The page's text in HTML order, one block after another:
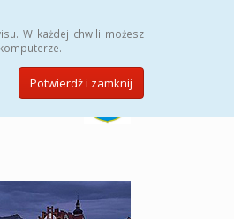
W każdej chwili możesz
Potwierdź i zamknij